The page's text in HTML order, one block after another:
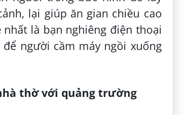
lại giúp ăn gian chiều cao
nhất là bạn nghiêng điện thoại
để người cầm máy ngồi xuống
thờ với quảng trường